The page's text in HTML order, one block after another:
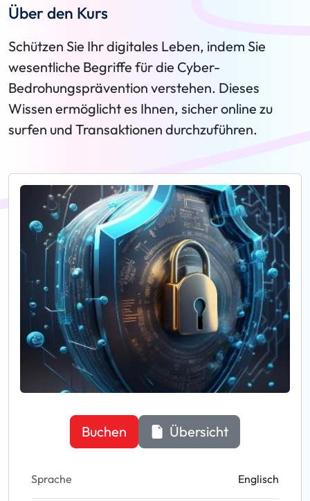
Über den Kurs
Schützen Sie Ihr digitales Leben, indem Sie
wesentliche Begriffe für die Cyber-
Bedrohungsprävention verstehen. Dieses
Wissen ermöglicht es Ihnen, sicher online zu
surfen und Transaktionen durchzuführen.
Buchen Übersicht
Sprache Englisch